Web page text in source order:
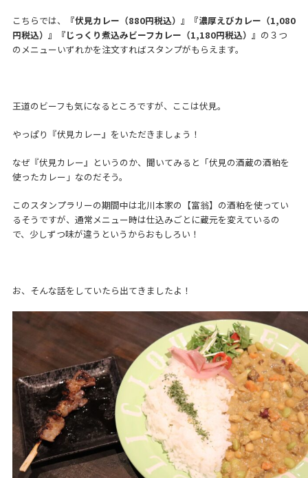
こちらでは、
『伏見カレー（880円税込）』『濃厚えびカレー（1,080
円税込）』『じっくり煮込みビーフカレー（1,180円税込）』 の３つ
のメニューいずれかを注文すればスタンプがもらえます。
王道のビーフも気になるところですが、ここは伏見。
やっぱり『伏見カレー』をいただきましょう！
なぜ『伏見カレー』というのか、聞いてみると「伏見の酒蔵の酒粕を
使ったカレー」なのだそう。
このスタンプラリーの期間中は北川本家の【富翁】の酒粕を使ってい
るそうですが、通常メニュー時は仕込みごとに蔵元を変えているの
で、少しずつ味が違うというからおもしろい！
お、そんな話をしていたら出てきましたよ！